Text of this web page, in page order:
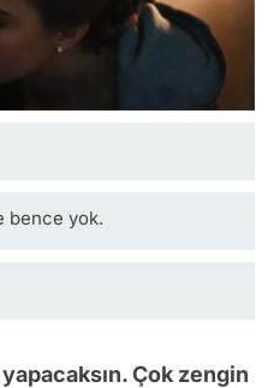
bence yok.
Çok zengin